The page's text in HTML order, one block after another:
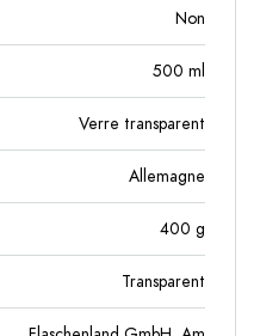
Non
500 ml
Verre transparent
Allemagne
400 g
Transparent